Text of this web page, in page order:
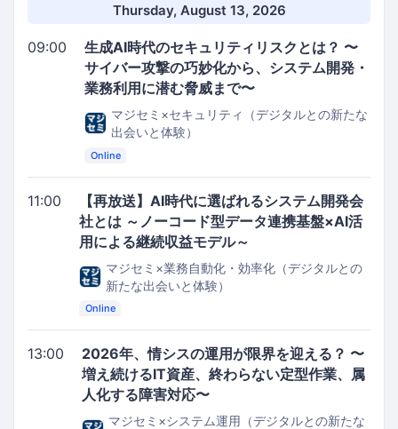
Thursday, August 13, 2026
09:00
生成AI時代のセキュリティリスクとは？ 〜
サイバー攻撃の巧妙化から、システム開発・
業務利用に潜む脅威まで〜
マジセミ×セキュリティ（デジタルとの新たな
出会いと体験）
Online
11:00
【再放送】AI時代に選ばれるシステム開発会
社とは ～ノーコード型データ連携基盤×AI活
用による継続収益モデル～
マジセミ×業務自動化・効率化（デジタルとの
新たな出会いと体験）
Online
13:00
2026年、情シスの運用が限界を迎える？ 〜
増え続けるIT資産、終わらない定型作業、属
人化する障害対応〜
マジセミ×システム運用（デジタルとの新たな